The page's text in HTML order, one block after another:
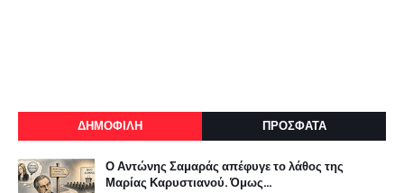
ΔΗΜΟΦΙΛΗ ΠΡΟΣΦΑΤΑ
Ο Αντώνης Σαμαράς απέφυγε το λάθος της
Μαρίας Καρυστιανού. Όμως...